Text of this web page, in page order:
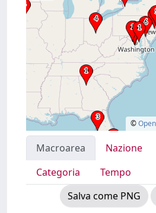
©
Macroarea Nazione
Categoria
Tempo
Salva come PNG